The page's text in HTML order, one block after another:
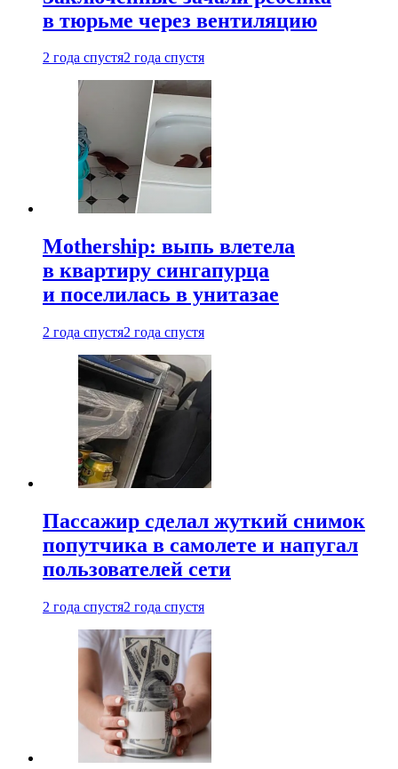
в тюрьме через вентиляцию
2 года спустя2 года спустя
Mothership: выпь влетела
в квартиру сингапурца
и поселилась в унитазае
2 года спустя2 года спустя
Пассажир сделал жуткий снимок
попутчика в самолете и напугал
пользователей сети
2 года спустя2 года спустя